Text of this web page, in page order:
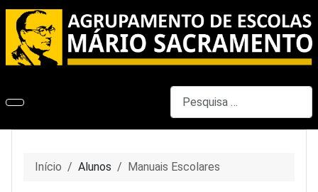
Início Alunos Manuais Escolares